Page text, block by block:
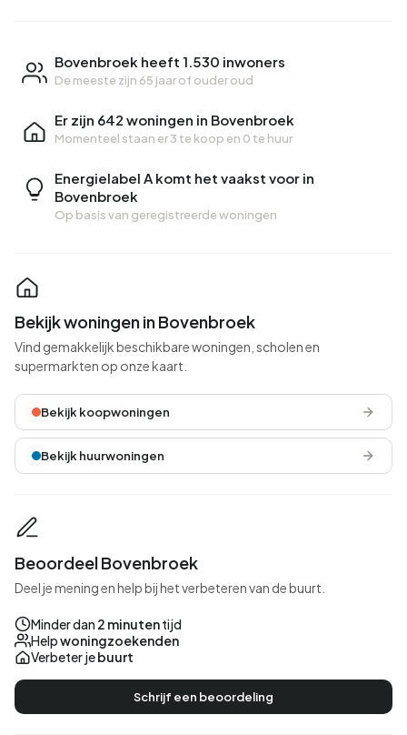
Bovenbroek heeft 1.530 inwoners
De meeste zijn 65 jaar of ouder oud
Er zijn 642 woningen in Bovenbroek
Momenteel staan er3 te koop en 0 te huur
Energielabel A komt het vaakst voor in
Bovenbroek
Op basis van geregistreerde woningen
Bekijk woningen in Bovenbroek
Vind gemakkelijk beschikbare woningen, scholen en
supermarkten op onze kaart.
Bekijk koopwoningen
Bekijk huurwoningen
Beoordeel Bovenbroek
Deel je mening en help bij het verbeteren van de buurt.
Minder dan 2 minutentijd
Helpwoningzoekenden
Verbeter jebuurt
Schrijf een beoordeling